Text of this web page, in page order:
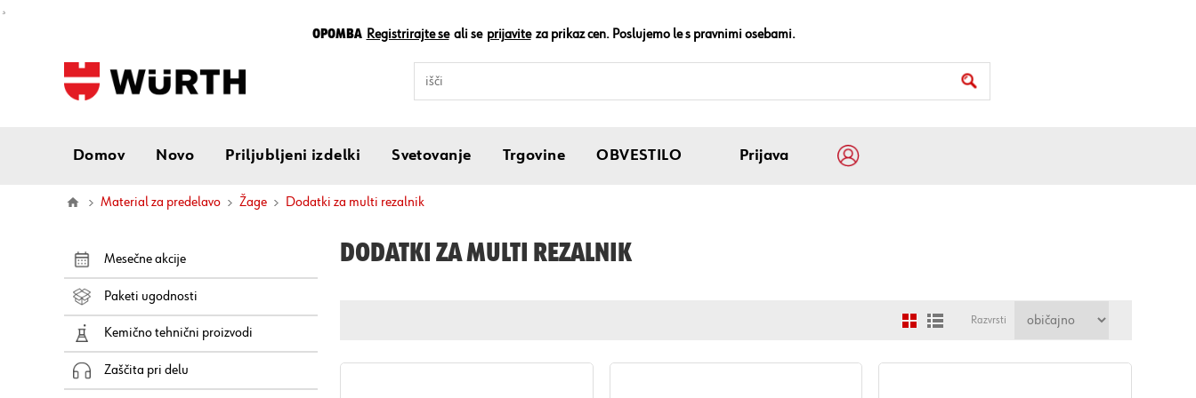
¸
Opomba Registrirajte se ali se prijavite za prikaz cen. Poslujemo le s pravnimi osebami.
Mesečne akcije
Paketi ugodnosti
Kemično tehnični proizvodi
Zaščita pri delu
Domov Novo Priljubljeni izdelki Svetovanje Trgovine OBVESTILO Prijava
Material za predelavo Žage dodatki za multi rezalnik
DODATKI ZA MULTI REZALNIK
Razvrsti